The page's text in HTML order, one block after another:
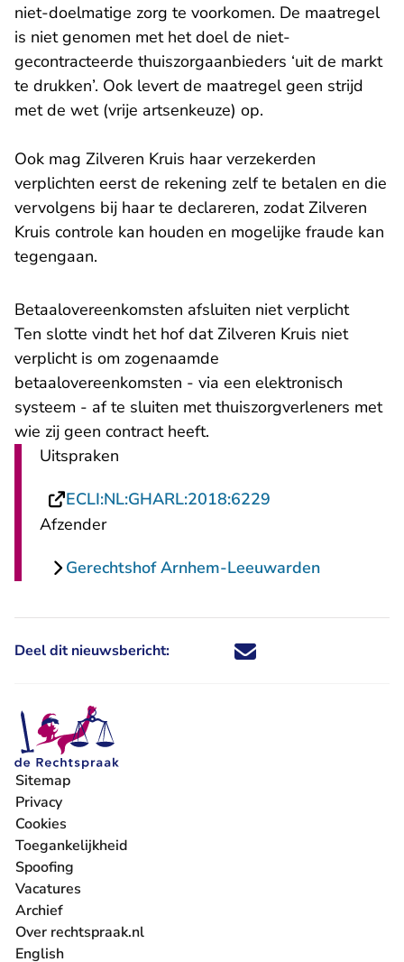
niet-doelmatige zorg te voorkomen. De maatregel
is niet genomen met het doel de niet-
gecontracteerde thuiszorgaanbieders ‘uit de markt
te drukken’. Ook levert de maatregel geen strijd
met de wet (vrije artsenkeuze) op.
Ook mag Zilveren Kruis haar verzekerden
verplichten eerst de rekening zelf te betalen en die
vervolgens bij haar te declareren, zodat Zilveren
Kruis controle kan houden en mogelijke fraude kan
tegengaan.
Betaalovereenkomsten afsluiten niet verplicht
Ten slotte vindt het hof dat Zilveren Kruis niet
verplicht is om zogenaamde
betaalovereenkomsten - via een elektronisch
systeem - af te sluiten met thuiszorgverleners met
wie zij geen contract heeft.
Uitspraken
ECLI:NL:GHARL:2018:6229
Afzender
Gerechtshof Arnhem-Leeuwarden
Deel dit nieuwsbericht: Deel dit nieuwsbericht via X -
Deel dit nieuwsbericht via
Deel dit nieuwsbericht
Deel dit
Sitemap
Privacy
Cookies
Toegankelijkheid
Spoofing
Vacatures
- U verlaat Rechtspraak.nl
Archief
Over rechtspraak.nl
English